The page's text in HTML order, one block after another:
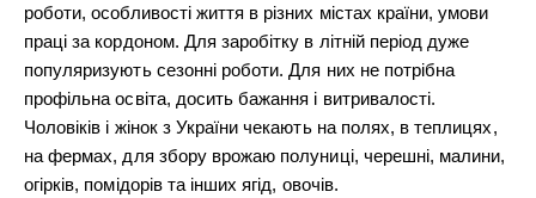
роботи, особливості життя в різних містах країни, умови
праці за кордоном. Для заробітку в літній період дуже
популяризують сезонні роботи. Для них не потрібна
профільна освіта, досить бажання і витривалості.
Чоловіків і жінок з України чекають на полях, в теплицях,
на фермах, для збору врожаю полуниці, черешні, малини,
огірків, помідорів та інших ягід, овочів.